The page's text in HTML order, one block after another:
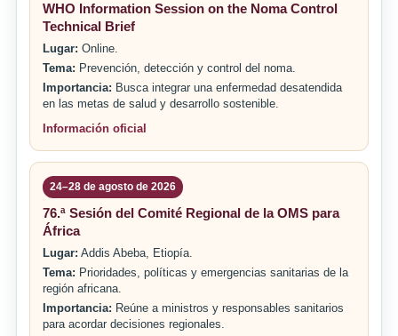
WHO Information Session on the Noma Control
Technical Brief
Lugar: Online.
Tema: Prevención, detección y control del noma.
Importancia: Busca integrar una enfermedad desatendida
en las metas de salud y desarrollo sostenible.
Información oficial
24–28 de agosto de 2026
76.ª Sesión del Comité Regional de la OMS para
África
Lugar: Addis Abeba, Etiopía.
Tema: Prioridades, políticas y emergencias sanitarias de la
región africana.
Importancia: Reúne a ministros y responsables sanitarios
para acordar decisiones regionales.